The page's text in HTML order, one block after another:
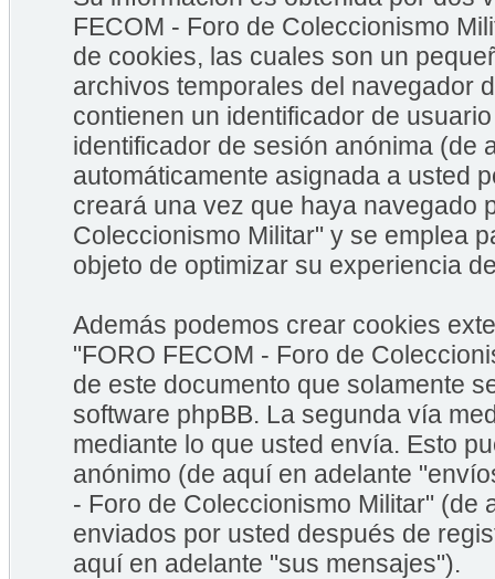
FECOM - Foro de Coleccionismo
de cookies, las cuales son un
archivos temporales del navegador
contienen un identificador de
identificador de sesión anónima (de
automáticamente asignada a usted
creará una vez que haya navegado
Coleccionismo Militar" y se emplea
objeto de optimizar su experiencia
Además podemos crear cookies
"FORO FECOM - Foro de
de este documento que solamente
software phpBB. La segunda vía
mediante lo que usted envía. Esto
anónimo (de aquí en adelante
- Foro de Coleccionismo Militar" (de
enviados por usted después de
aquí en adelante "sus mensajes").